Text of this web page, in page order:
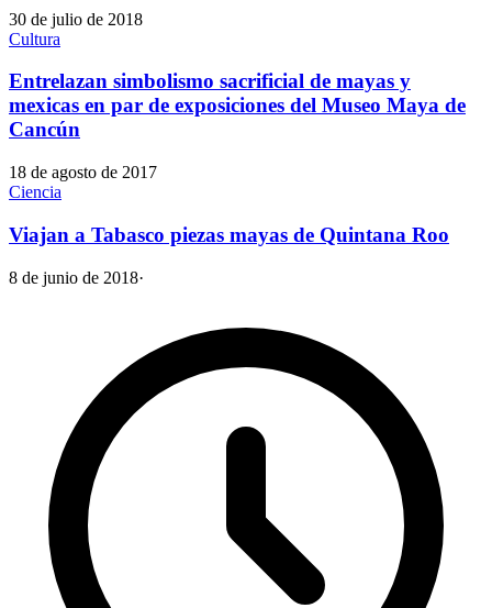
30 de julio de 2018
Cultura
Entrelazan simbolismo sacrificial de mayas y
mexicas en par de exposiciones del Museo Maya de
Cancún
18 de agosto de 2017
Ciencia
Viajan a Tabasco piezas mayas de Quintana Roo
8 de junio de 2018·